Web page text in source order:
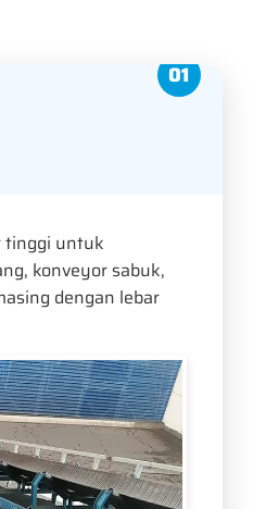
tinggi untuk
konveyor sabuk,
dengan lebar